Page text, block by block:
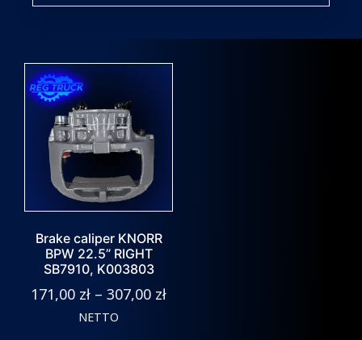
Brake caliper KNORR
BPW 22.5” RIGHT
SB7910, K003803
171,00 zł – 307,00 zł
NETTO